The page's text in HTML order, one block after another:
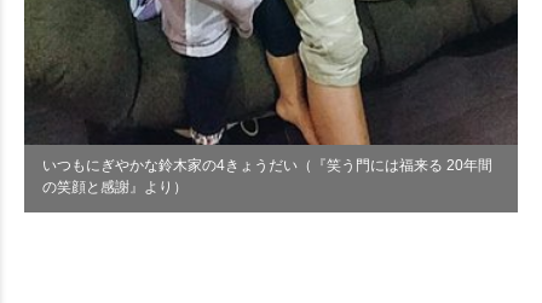
いつもにぎやかな鈴木家の4きょうだい（『笑う門には福来る 20年間
の笑顔と感謝』より）